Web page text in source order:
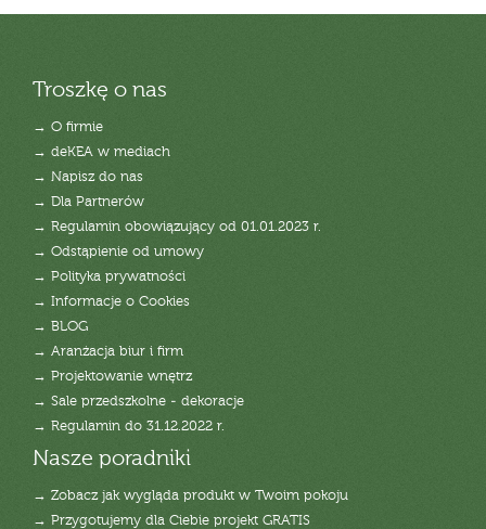
Troszkę o nas
→ O firmie
→ deKEA w mediach
→ Napisz do nas
→ Dla Partnerów
→ Regulamin obowiązujący od 01.01.2023 r.
→ Odstąpienie od umowy
→ Polityka prywatności
→ Informacje o Cookies
→ BLOG
→ Aranżacja biur i firm
→ Projektowanie wnętrz
→ Sale przedszkolne - dekoracje
→ Regulamin do 31.12.2022 r.
Nasze poradniki
→ Zobacz jak wygląda produkt w Twoim pokoju
→ Przygotujemy dla Ciebie projekt GRATIS